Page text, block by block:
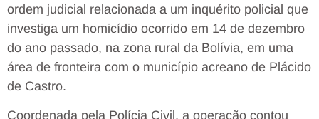
ordem judicial relacionada a um inquérito policial que
investiga um homicídio ocorrido em 14 de dezembro
do ano passado, na zona rural da Bolívia, em uma
área de fronteira com o município acreano de Plácido
de Castro.
Coordenada pela Polícia Civil, a operação contou